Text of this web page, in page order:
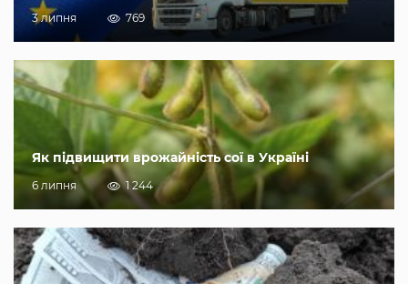
3 липня 769
Як підвищити врожайність сої в Україні
6 липня 1 244